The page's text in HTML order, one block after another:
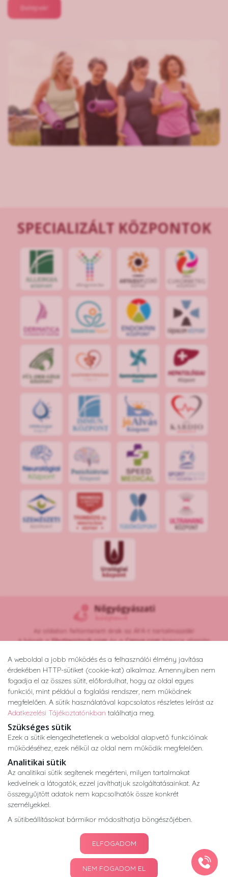
A weboldal a jobb működés és a felhasználói élmény javítása
érdekében HTTP-sütiket (cookie-kat) alkalmaz. Amennyiben nem
fogadja el az összes sütit, előfordulhat, hogy az oldal egyes
funkciói, mint például a foglalási rendszer, nem működnek
megfelelően. A sütik használatával kapcsolatos részletes leírást az
Adatkezelési Tájékoztatónkban találhatja meg.
Szükséges sütik
Ezek a sütik elengedhetetlenek a weboldal alapvető funkcióinak
működéséhez, ezek nélkül az oldal nem működik megfelelően.
Analitikai sütik
Az analitikai sütik segítenek megérteni, milyen tartalmakat
kedvelnek a látogatók, ezzel javíthatjuk szolgáltatásainkat. Az
összegyűjtött adatok nem kapcsolhatók össze konkrét
személyekkel.
A sütibeállításokat bármikor módosíthatja böngészőjében.
ELFOGADOM
NEM FOGADOM EL
Belépek!
SPECIALIZÁLT KÖZPONTOK
IMMUN
KÖZPONT
jóAlvás
Központ
SPOR
Az oldalon feltüntetett árak az ÁFÁ-t tartalmazzák!
A képek aShutterstock.comés aCanva.comlicence alapján
Copyright © 2026 •nogyogyaszatikozpont.hu
Minden jog fenntartva.
Developed byAppon&György Nándor
Adatkezelési tájékoztató